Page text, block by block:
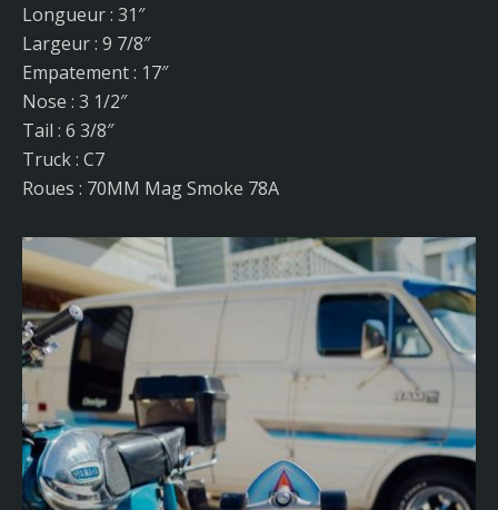
Longueur : 31″
Largeur : 9 7/8″
Empatement : 17″
Nose : 3 1/2″
Tail : 6 3/8″
Truck : C7
Roues : 70MM Mag Smoke 78A